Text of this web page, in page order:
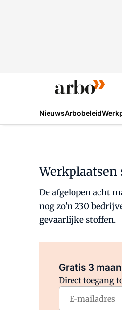
NieuwsArbobeleid
De afgelopen acht
nog zo'n 230
gevaarlijke stoffen.
Gratis 3
Direct toegang